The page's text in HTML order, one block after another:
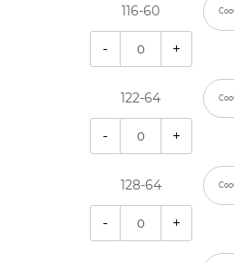
116-60
- +
122-64
- +
128-64
- +